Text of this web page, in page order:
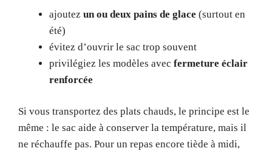
ajoutez un ou deux pains de glace (surtout en
été)
évitez d’ouvrir le sac trop souvent
privilégiez les modèles avec fermeture éclair
renforcée
Si vous transportez des plats chauds, le principe est le
même : le sac aide à conserver la température, mais il
ne réchauffe pas. Pour un repas encore tiède à midi,